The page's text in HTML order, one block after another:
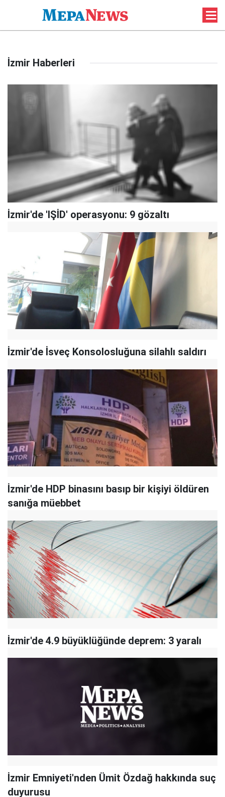
İzmir Haberleri
İzmir'de 'IŞİD' operasyonu: 9 gözaltı
İzmir'de İsveç Konsolosluğuna silahlı saldırı
İzmir'de HDP binasını basıp bir kişiyi öldüren
sanığa müebbet
İzmir'de 4.9 büyüklüğünde deprem: 3 yaralı
İzmir Emniyeti'nden Ümit Özdağ hakkında suç
duyurusu